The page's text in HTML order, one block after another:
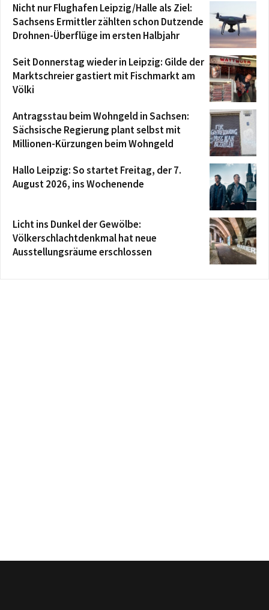
Nicht nur Flughafen Leipzig/Halle als Ziel:
Sachsens Ermittler zählten schon Dutzende
Drohnen-Überflüge im ersten Halbjahr
Seit Donnerstag wieder in Leipzig: Gilde der
Marktschreier gastiert mit Fischmarkt am
Völki
Antragsstau beim Wohngeld in Sachsen:
Sächsische Regierung plant selbst mit
Millionen-Kürzungen beim Wohngeld
Hallo Leipzig: So startet Freitag, der 7.
August 2026, ins Wochenende
Licht ins Dunkel der Gewölbe:
Völkerschlachtdenkmal hat neue
Ausstellungsräume erschlossen